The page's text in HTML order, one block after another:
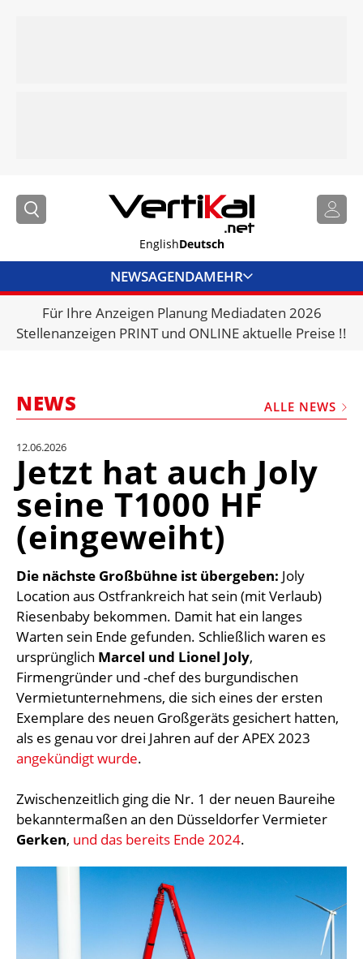
EnglishDeutsch
NEWSAGENDAMEHR
BRANCHENLINKS
VERMIETER
VIDEOS
BIBLIOTHEK
KRAN & BÜHNE
MEDIADATEN
WÄHRUNGSRECHNER
EINHEITENKONVERTER
KONTAKT
Für Ihre Anzeigen Planung Mediadaten 2026
Stellenanzeigen PRINT und ONLINE aktuelle Preise !!
NEWS ALLE NEWS
12.06.2026
Jetzt hat auch Joly
seine T1000 HF
(eingeweiht)
Die nächste Großbühne ist übergeben: Joly
Location aus Ostfrankreich hat sein (mit Verlaub)
Riesenbaby bekommen. Damit hat ein langes
Warten sein Ende gefunden. Schließlich waren es
ursprünglich Marcel und Lionel Joly,
Firmengründer und -chef des burgundischen
Vermietunternehmens, die sich eines der ersten
Exemplare des neuen Großgeräts gesichert hatten,
als es genau vor drei Jahren auf der APEX 2023
angekündigt wurde.
Zwischenzeitlich ging die Nr. 1 der neuen Baureihe
bekanntermaßen an den Düsseldorfer Vermieter
Gerken, und das bereits Ende 2024.